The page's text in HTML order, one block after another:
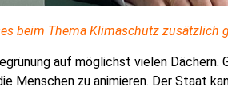
beim Thema Klimaschutz zusätzlich
auf möglichst vielen
Menschen zu animieren. Der Staat